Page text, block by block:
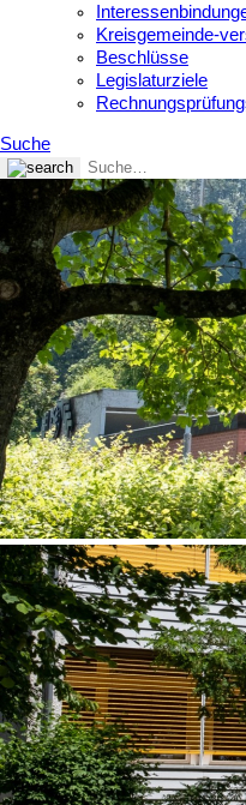
Kreisgemeinde-
Beschlüsse
Legislaturziele
Suche